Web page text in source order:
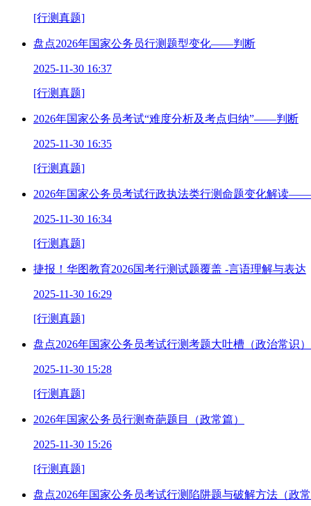
[行测真题]
盘点2026年国家公务员行测题型变化——判断
2025-11-30 16:37
[行测真题]
2026年国家公务员考试“难度分析及考点归纳”——判断
2025-11-30 16:35
[行测真题]
2026年国家公务员考试行政执法类行测命题变化解读
2025-11-30 16:34
[行测真题]
捷报！华图教育2026国考行测试题覆盖 -言语理解与表达
2025-11-30 16:29
[行测真题]
盘点2026年国家公务员考试行测考题大吐槽（政治常识）
2025-11-30 15:28
[行测真题]
2026年国家公务员行测奇葩题目（政常篇）
2025-11-30 15:26
[行测真题]
盘点2026年国家公务员考试行测陷阱题与破解方法（政